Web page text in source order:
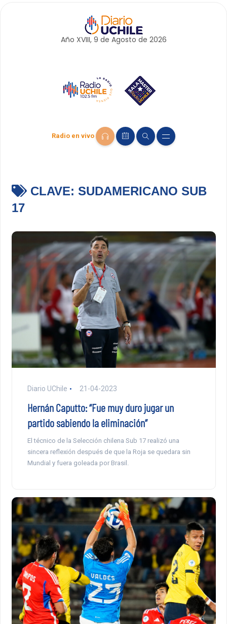
Año XVIII, 9 de Agosto de 2026
Radio en vivo
CLAVE: SUDAMERICANO SUB
17
Diario UChile 21-04-2023
Hernán Caputto: “Fue muy duro jugar un
partido sabiendo la eliminación”
El técnico de la Selección chilena Sub 17 realizó una
sincera reflexión después de que la Roja se quedara sin
Mundial y fuera goleada por Brasil.